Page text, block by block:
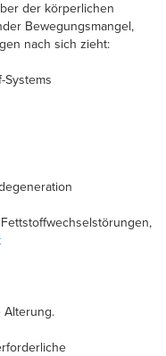
der körperlichen
Bewegungsmangel,
nach sich zieht:
Systems
Fettstoffwechselstörungen,
Alterung.